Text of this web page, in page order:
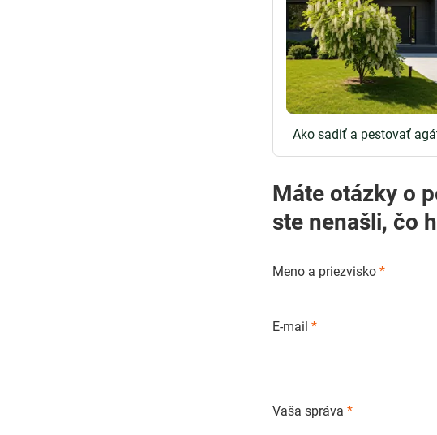
Ako sadiť a pestovať
Máte otázky o pestovaní? Sme záhradní
ste nenašli, čo
Meno a priezvisko*
E-mail*
Vaša správa*